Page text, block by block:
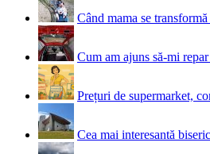
Când mama se
Cum am ajuns să-mi
Prețuri de supermarket,
Cea mai interesantă